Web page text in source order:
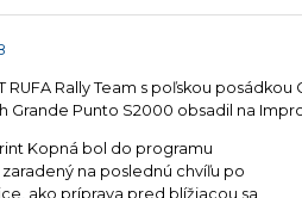
RUFA Rally Team s poľskou
Grande Punto S2000 obsadil na
Kopná bol do programu
na poslednú chvíľu po
ako príprava pred blížiacou sa